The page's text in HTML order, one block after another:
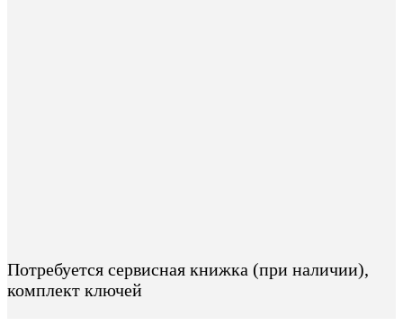
Потребуется сервисная книжка (при наличии),
комплект ключей